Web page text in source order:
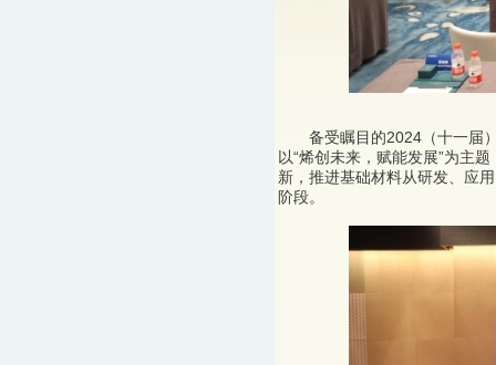
备受瞩目的2024（十一届）
以“烯创未来，赋能发展”为主
新，推进基础材料从研发、应
阶段。